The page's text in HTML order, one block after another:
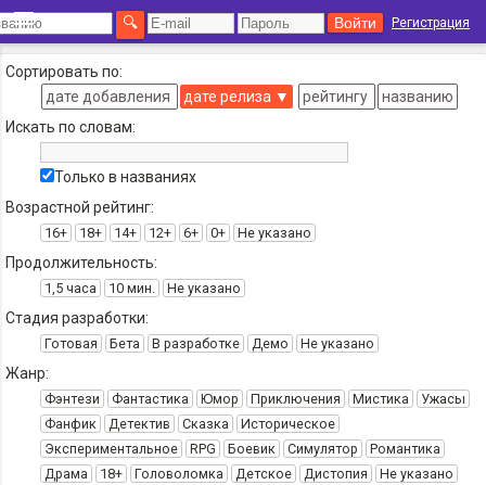
Регистрация
Сортировать по:
дате добавления
дате релиза ▼ рейтингу
названию
Искать по словам:
Только в названиях
Возрастной рейтинг:
16+ 18+ 14+ 12+ 6+ 0+ Не указано
Продолжительность:
1,5 часа 10 мин. Не указано
Стадия разработки:
Готовая Бета В разработке Демо Не указано
Жанр:
Фэнтези Фантастика Юмор Приключения Мистика
Ужасы
Фанфик
Детектив Сказка
Историческое
Экспериментальное
RPG Боевик Симулятор
Романтика
Драма
18+ Головоломка Детское Дистопия Не указано